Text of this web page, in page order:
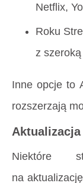
Netflix,
Roku
z
Inne opcje to
rozszerzają
Niektóre
na